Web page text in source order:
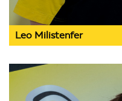
Leo Milistenfer